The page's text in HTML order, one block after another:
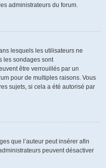
administrateurs du forum.
lesquels les utilisateurs ne
les sondages sont
être verrouillés par un
pour de multiples raisons. Vous
sujets, si cela a été autorisé par
que l’auteur peut insérer afin
peuvent désactiver